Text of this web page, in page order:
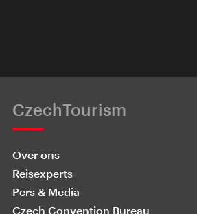
CzechTourism
Over ons
Reisexperts
Pers & Media
Czech Convention Bureau